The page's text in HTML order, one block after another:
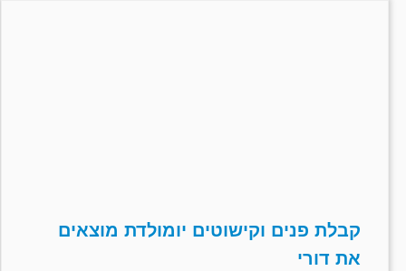
קבלת פנים וקישוטים יומולדת מוצאים
את דורי